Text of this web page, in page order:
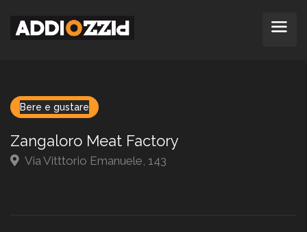
Bere e gustare
Zangaloro Meat Factory
Via Vitttorio Emanuele, 143